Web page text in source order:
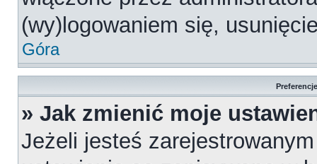
(wy)logowaniem się,
Góra
» Jak zmienić moje
Jeżeli jesteś